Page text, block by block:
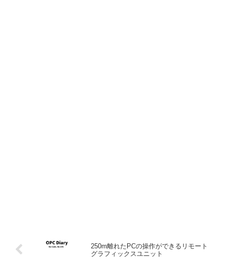
250m離れたPCの操作ができるリモート
グラフィックスユニット